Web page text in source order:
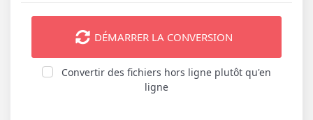
DÉMARRER LA CONVERSION
Convertir des fichiers hors ligne plutôt qu'en
ligne